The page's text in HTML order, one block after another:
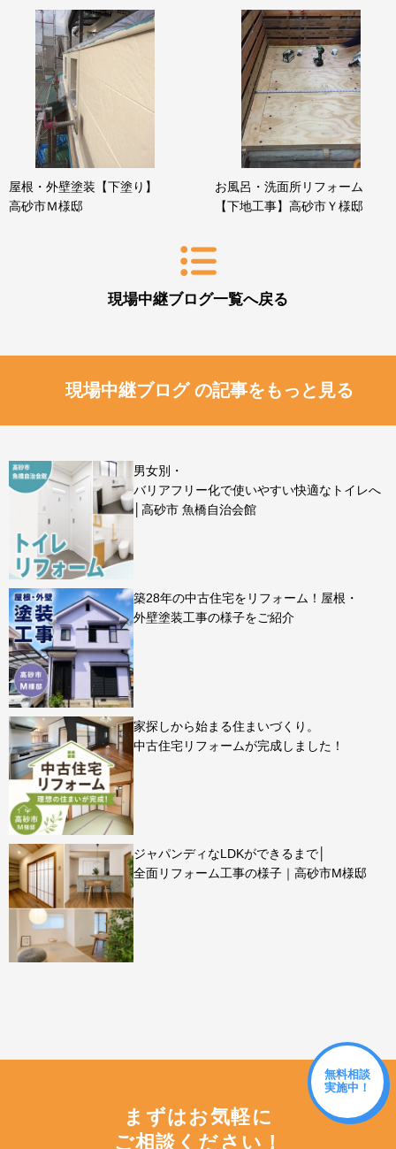
屋根・外壁塗装【下塗り】
高砂市Ｍ様邸
現場中継ブログ一覧へ戻る
お風呂・洗面所リフォーム
【下地工事】高砂市Ｙ様邸
現場中継ブログ の記事をもっと見る
男女別・
バリアフリー化で使いやすい快適なトイレへ
│高砂市 魚橋自治会館
築28年の中古住宅をリフォーム！屋根・
外壁塗装工事の様子をご紹介
家探しから始まる住まいづくり。
中古住宅リフォームが完成しました！
ジャパンディなLDKができるまで│
全面リフォーム工事の様子｜高砂市M様邸
無料相談
実施中！
まずはお気軽に
ご相談ください！